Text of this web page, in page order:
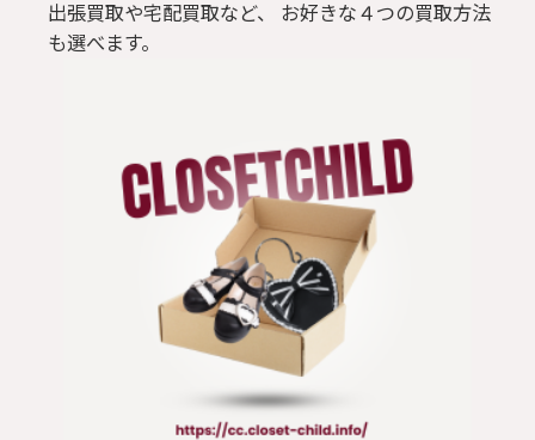
出張買取や宅配買取など、 お好きな４つの買取方法
も選べます。